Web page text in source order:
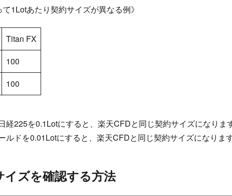
1Lotあたり契約サイズが異なる例》
Titan FX
100
100
経225を0.1Lotにすると、楽天CFDと同じ契約サイズになります
ルドを0.01Lotにすると、楽天CFDと同じ契約サイズになります
イズを確認する方法